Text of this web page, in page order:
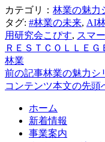
カテゴリ： 林業の魅力
タグ: #林業の未来, AI
用研究会こぴす, スマ
ＲＥＳＴＣＯＬＬＥＧ
林業
前の記事林業の魅力シ
コンテンツ本文の先頭
ホーム
新着情報
事業案内